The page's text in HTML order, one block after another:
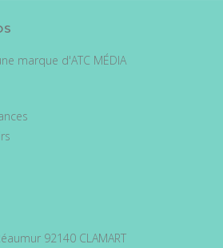
marque d'ATC MÉDIA
92140 CLAMART